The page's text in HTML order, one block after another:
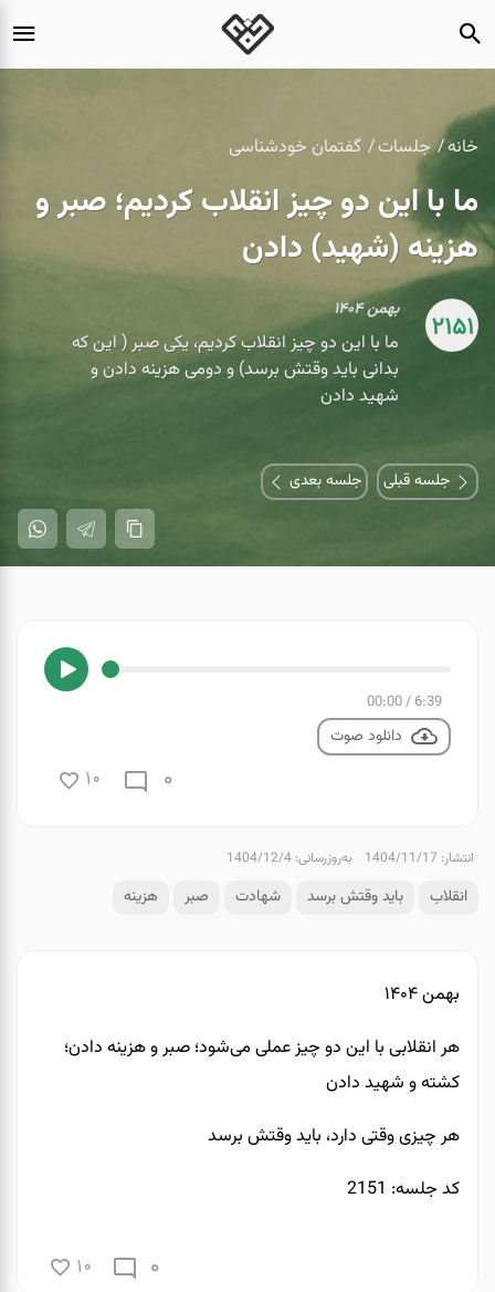
خانه جلسات گفتمان خودشناسی
ما با این دو چیز انقلاب کردیم؛ صبر و
هزینه (شهید) دادن
2151
بهمن ۱۴۰۴
ما با این دو چیز انقلاب کردیم، یکی صبر ( این که
بدانی باید وقتش برسد) و دومی هزینه دادن و
شهید دادن
جلسه قبلی جلسه بعدی
6:39
/
00:00
دانلود صوت
0
10
انتشار: 1404/11/17 به‌روزرسانی: 1404/12/4
انقلاب باید وقتش برسد شهادت صبر هزینه
بهمن ۱۴۰۴
هر انقلابی با این دو چیز عملی می‌شود؛ صبر و هزینه دادن؛
کشته و شهید دادن
هر چیزی وقتی دارد، باید وقتش برسد
کد جلسه: 2151
0
10